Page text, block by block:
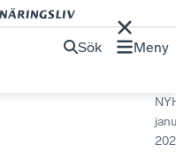
Sök Meny